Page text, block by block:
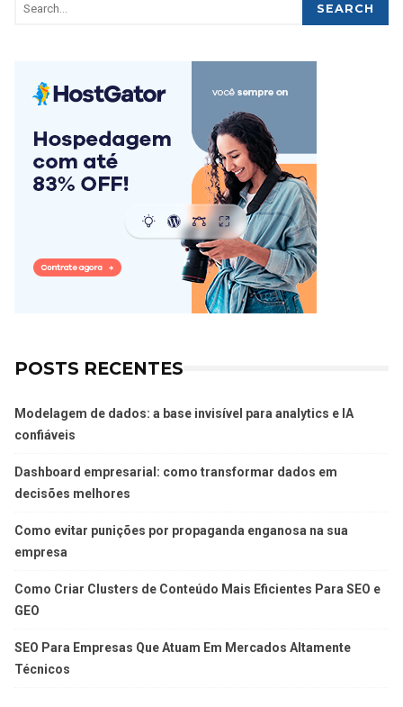
SEARCH
POSTS RECENTES
Modelagem de dados: a base invisível para analytics e IA
confiáveis
Dashboard empresarial: como transformar dados em
decisões melhores
Como evitar punições por propaganda enganosa na sua
empresa
Como Criar Clusters de Conteúdo Mais Eficientes Para SEO e
GEO
SEO Para Empresas Que Atuam Em Mercados Altamente
Técnicos